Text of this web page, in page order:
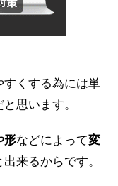
くする為には単
思います。
形などによって変
来るからです。